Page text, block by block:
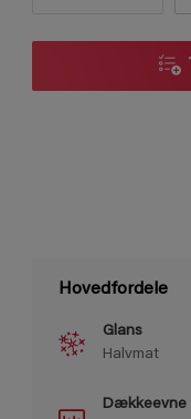
Hovedfordele
Glans
Halvmat
Dækkeevne